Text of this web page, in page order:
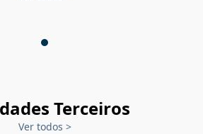
Terceiros
Ver todos >